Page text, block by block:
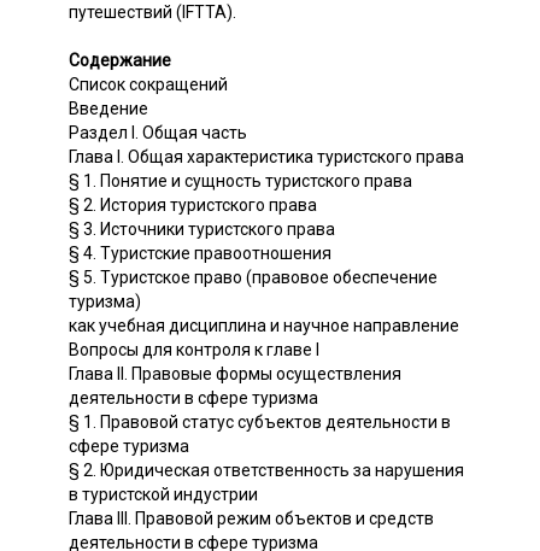
путешествий (IFTTA).
Содержание
Список сокращений
Введение
Раздел I. Общая часть
Глава I. Общая характеристика туристского права
§ 1. Понятие и сущность туристского права
§ 2. История туристского права
§ 3. Источники туристского права
§ 4. Туристские правоотношения
§ 5. Туристское право (правовое обеспечение
туризма)
как учебная дисциплина и научное направление
Вопросы для контроля к главе I
Глава II. Правовые формы осуществления
деятельности в сфере туризма
§ 1. Правовой статус субъектов деятельности в
сфере туризма
§ 2. Юридическая ответственность за нарушения
в туристской индустрии
Глава III. Правовой режим объектов и средств
деятельности в сфере туризма